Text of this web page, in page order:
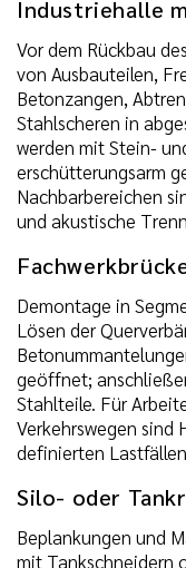
Industriehalle
Vor dem Rückbau
von Ausbauteilen,
Betonzangen,
Stahlscheren in
werden mit Stein-
erschütterungsarm
Nachbarbereichen
und akustische
Demontage in
Lösen der
geöffnet;
Stahlteile. Für
Verkehrswegen sind
definierten
Silo- oder
Beplankungen und
mit Tankschneidern